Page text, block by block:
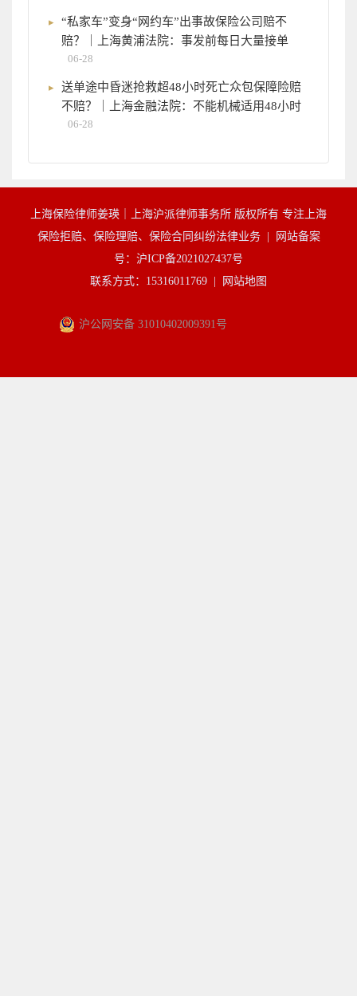
“私家车”变身“网约车”出事故保险公司赔不
赔？｜上海黄浦法院：事发前每日大量接单
06-28
送单途中昏迷抢救超48小时死亡众包保障险赔
不赔？｜上海金融法院：不能机械适用48小时
06-28
上海保险律师姜瑛｜上海沪派律师事务所 版权所有 专注上海
保险拒赔、保险理赔、保险合同纠纷法律业务 |
网站备案
号：沪ICP备2021027437号
联系方式：15316011769 |
网站地图
沪公网安备 31010402009391号